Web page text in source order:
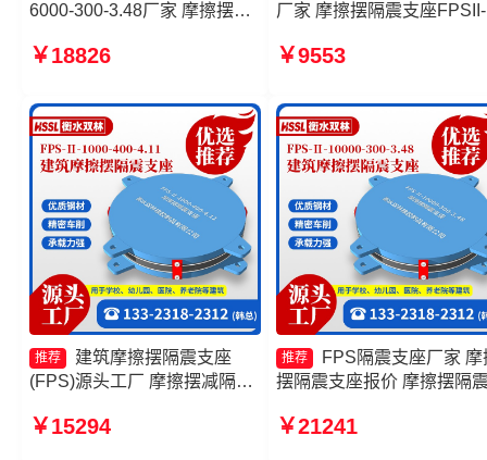
6000-300-3.48厂家 摩擦摆减
工厂 FPS建筑摩擦摆支座 摩
400-4.11生产厂家
￥18826
厂家 摩擦摆隔震支座FPSII-
座FPS-Ⅱ-8000-200厂家
3.81厂家
￥9553
推荐
建筑摩擦摆隔震支座
(FPS)源头工厂 摩擦摆减隔震
厂家 摩擦摆式减震支座
￥15294
推荐
FPS隔震支座厂家 摩
摆隔震支座报价 摩擦摆隔
工厂 摩擦摆减隔震球型支
￥21241